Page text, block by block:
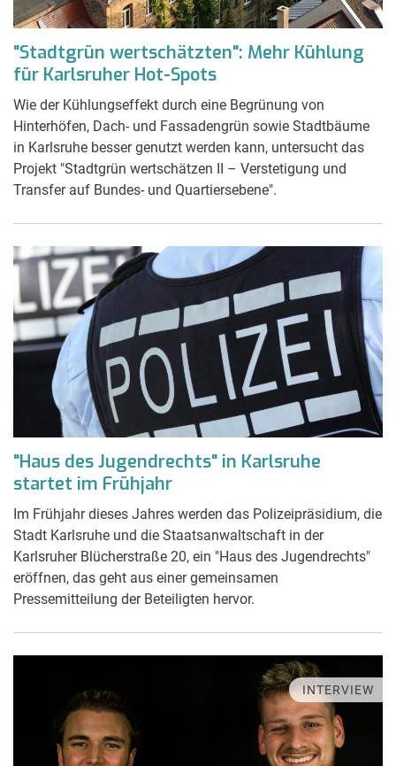
"Stadtgrün wertschätzten": Mehr Kühlung
für Karlsruher Hot-Spots
Wie der Kühlungseffekt durch eine Begrünung von
Hinterhöfen, Dach- und Fassadengrün sowie Stadtbäume
in Karlsruhe besser genutzt werden kann, untersucht das
Projekt "Stadtgrün wertschätzen II – Verstetigung und
Transfer auf Bundes- und Quartiersebene".
"Haus des Jugendrechts" in Karlsruhe
startet im Frühjahr
Im Frühjahr dieses Jahres werden das Polizeipräsidium, die
Stadt Karlsruhe und die Staatsanwaltschaft in der
Karlsruher Blücherstraße 20, ein "Haus des Jugendrechts"
eröffnen, das geht aus einer gemeinsamen
Pressemitteilung der Beteiligten hervor.
INTERVIEW